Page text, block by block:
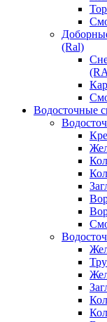
(Ral)
Водосточные